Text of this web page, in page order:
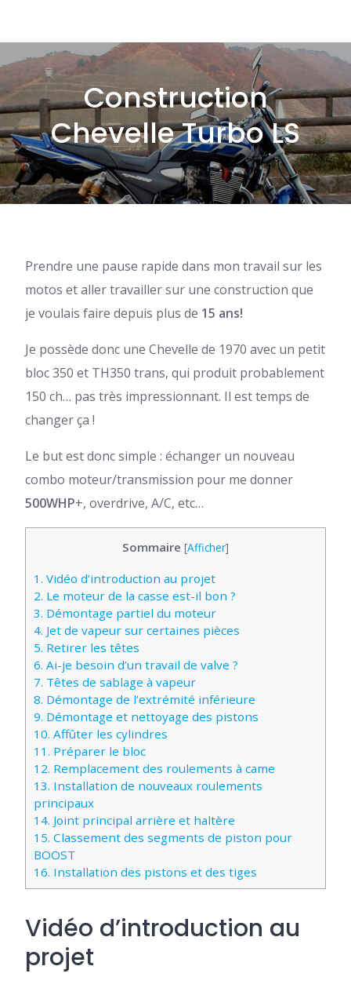
Construction
Chevelle Turbo LS
Prendre une pause rapide dans mon travail sur les
motos et aller travailler sur une construction que
je voulais faire depuis plus de 15 ans!
Je possède donc une Chevelle de 1970 avec un petit
bloc 350 et TH350 trans, qui produit probablement
150 ch… pas très impressionnant. Il est temps de
changer ça !
Le but est donc simple : échanger un nouveau
combo moteur/transmission pour me donner
500WHP+, overdrive, A/C, etc…
Sommaire [Afficher]
1. Vidéo d’introduction au projet
2. Le moteur de la casse est-il bon ?
3. Démontage partiel du moteur
4. Jet de vapeur sur certaines pièces
5. Retirer les têtes
6. Ai-je besoin d’un travail de valve ?
7. Têtes de sablage à vapeur
8. Démontage de l’extrémité inférieure
9. Démontage et nettoyage des pistons
10. Affûter les cylindres
11. Préparer le bloc
12. Remplacement des roulements à came
13. Installation de nouveaux roulements
principaux
14. Joint principal arrière et haltère
15. Classement des segments de piston pour
BOOST
16. Installation des pistons et des tiges
Vidéo d’introduction au
projet